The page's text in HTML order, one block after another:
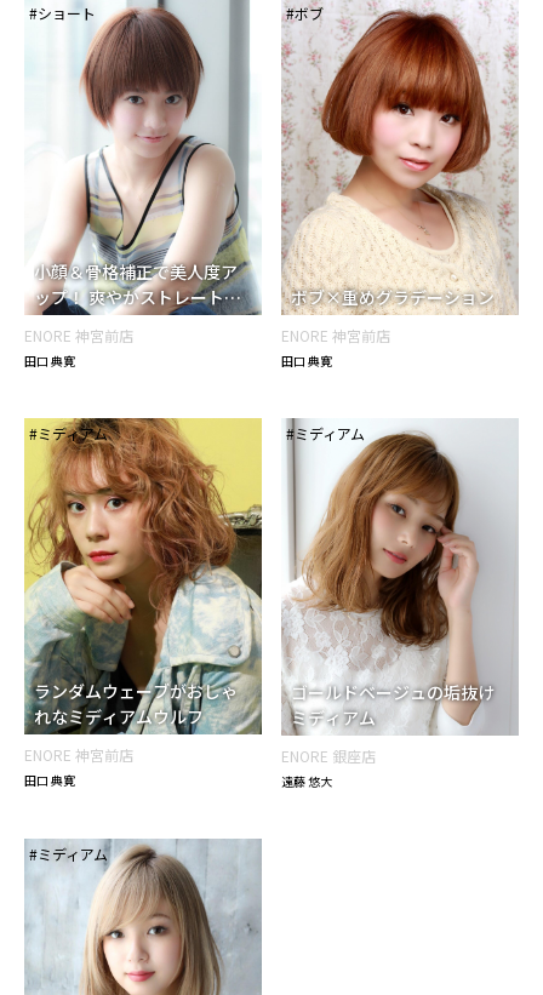
#ショート
小顔＆骨格補正で美人度ア
ップ！ 爽やかストレート×
ショートヘ
ENORE 神宮前店
田口 典寛
#ボブ
ボブ×重めグラデーション
ENORE 神宮前店
田口 典寛
#ミディアム
ランダムウェーブがおしゃ
れなミディアムウルフ
ENORE 神宮前店
田口 典寛
#ミディアム
ゴールドベージュの垢抜け
ミディアム
ENORE 銀座店
遠藤 悠大
#ミディアム